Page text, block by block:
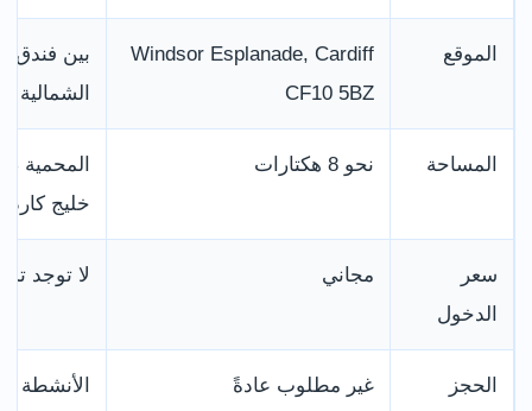
الموقع
Windsor Esplanade, Cardiff
CF10 5BZ
بين فندق
الشمالية
المساحة نحو 8 هكتارات
المحمية
خليج
سعر
الدخول
مجاني لا توجد
الحجز غير مطلوب عادةً
الأنشطة